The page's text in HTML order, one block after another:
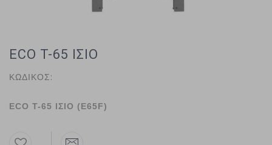
ECO T-65 ΙΣΙΟ
ΚΩΔΙΚΟΣ:
ECO Τ-65 ΙΣΙΟ (E65F)